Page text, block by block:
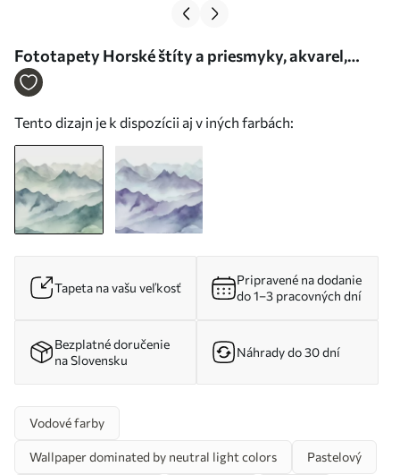
Fototapety Horské štíty a priesmyky, akvarel,
krajina, krajina, modrá, šedá farba Nr. w00841
Tento dizajn je k dispozícii aj v iných farbách:
Tapeta na vašu veľkosť
Pripravené na dodanie
do 1–3 pracovných dní
Bezplatné doručenie
na Slovensku
Náhrady do 30 dní
Vodové farby
Wallpaper dominated by neutral light colors Pastelový